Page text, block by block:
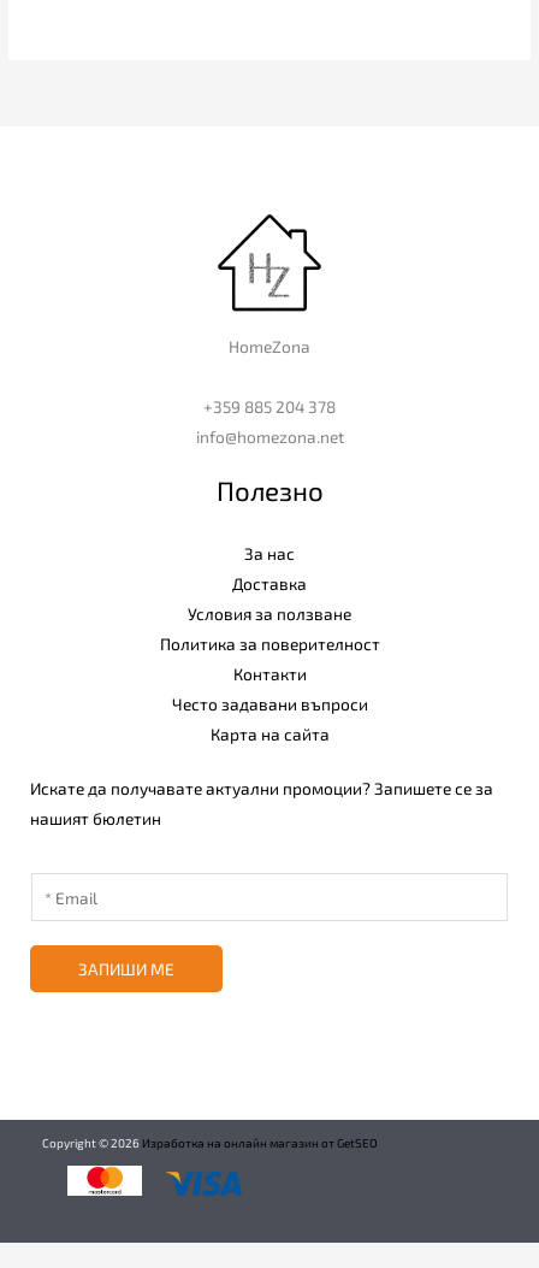
HomeZona
+359 885 204 378
info@homezona.net
Полезно
За нас
Доставка
Условия за ползване
Политика за поверителност
Контакти
Често задавани въпроси
Карта на сайта
Искате да получавате актуални промоции? Запишете се за
нашият бюлетин
ЗАПИШИ МЕ
Copyright ©2026 Изработка на онлайн магазин от GetSEO